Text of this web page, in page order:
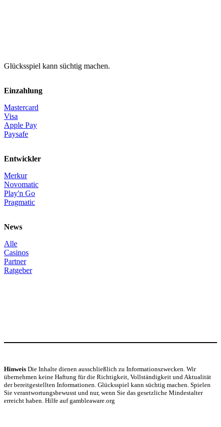
Glücksspiel kann süchtig machen.
Einzahlung
Mastercard
Visa
Apple Pay
Paysafe
Entwickler
Merkur
Novomatic
Play'n Go
Pragmatic
News
Alle
Casinos
Partner
Ratgeber
Hinweis Die Inhalte dienen ausschließlich zu Informationszwecken. Wir
übernehmen keine Haftung für die Richtigkeit, Vollständigkeit und Aktualität
der bereitgestellten Informationen. Glücksspiel kann süchtig machen. Spielen
Sie verantwortungsbewusst und nur, wenn Sie das gesetzliche Mindestalter
erreicht haben. Hilfe auf gambleaware.org